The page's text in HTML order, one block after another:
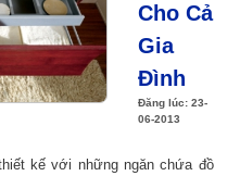
Cho Cả
Gia
Đình
Đăng lúc: 23-
06-2013
kế với những ngăn chứa đồ